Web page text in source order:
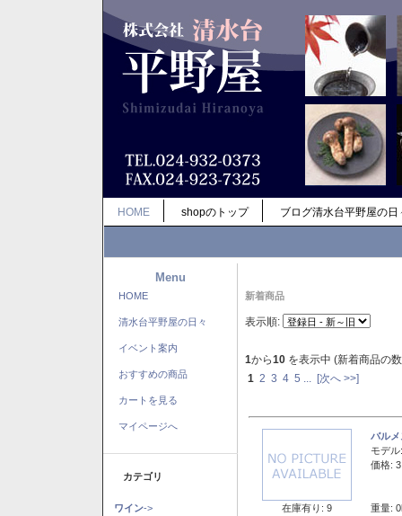
HOME shopのトップ ブログ清水台平野屋の日
Menu
HOME
清水台平野屋の日々
イベント案内
おすすめの商品
カートを見る
マイページへ
カテゴリ
ワイン->
新着商品
表示順:
1から10 を表示中 (新着商品の
1 2 3 4 5 [次へ >>]
在庫有り: 9
バル
モデル:
価格:
重量: